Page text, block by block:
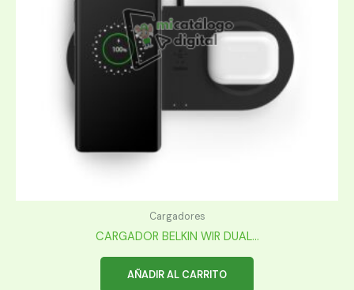
Cargadores
CARGADOR BELKIN WIR DUAL...
AÑADIR AL CARRITO